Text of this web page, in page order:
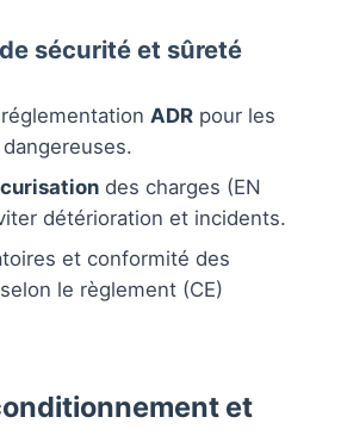
sécurité et sûreté
ADR pour les
des charges (EN
détérioration et incidents.
et conformité des
le règlement (CE)
et